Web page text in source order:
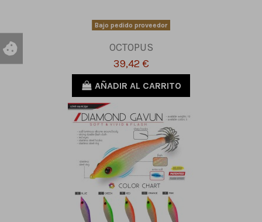
Bajo pedido proveedor
OCTOPUS
39,42 €
AÑADIR AL CARRITO